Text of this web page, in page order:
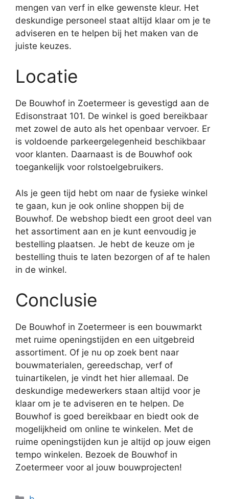
mengen van verf in elke gewenste kleur. Het
deskundige personeel staat altijd klaar om je te
adviseren en te helpen bij het maken van de
juiste keuzes.
Locatie
De Bouwhof in Zoetermeer is gevestigd aan de
Edisonstraat 101. De winkel is goed bereikbaar
met zowel de auto als het openbaar vervoer. Er
is voldoende parkeergelegenheid beschikbaar
voor klanten. Daarnaast is de Bouwhof ook
toegankelijk voor rolstoelgebruikers.
Als je geen tijd hebt om naar de fysieke winkel
te gaan, kun je ook online shoppen bij de
Bouwhof. De webshop biedt een groot deel van
het assortiment aan en je kunt eenvoudig je
bestelling plaatsen. Je hebt de keuze om je
bestelling thuis te laten bezorgen of af te halen
in de winkel.
Conclusie
De Bouwhof in Zoetermeer is een bouwmarkt
met ruime openingstijden en een uitgebreid
assortiment. Of je nu op zoek bent naar
bouwmaterialen, gereedschap, verf of
tuinartikelen, je vindt het hier allemaal. De
deskundige medewerkers staan altijd voor je
klaar om je te adviseren en te helpen. De
Bouwhof is goed bereikbaar en biedt ook de
mogelijkheid om online te winkelen. Met de
ruime openingstijden kun je altijd op jouw eigen
tempo winkelen. Bezoek de Bouwhof in
Zoetermeer voor al jouw bouwprojecten!
Categorieën